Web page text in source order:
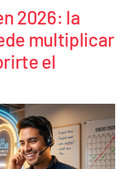
2026: la
multiplicar
el